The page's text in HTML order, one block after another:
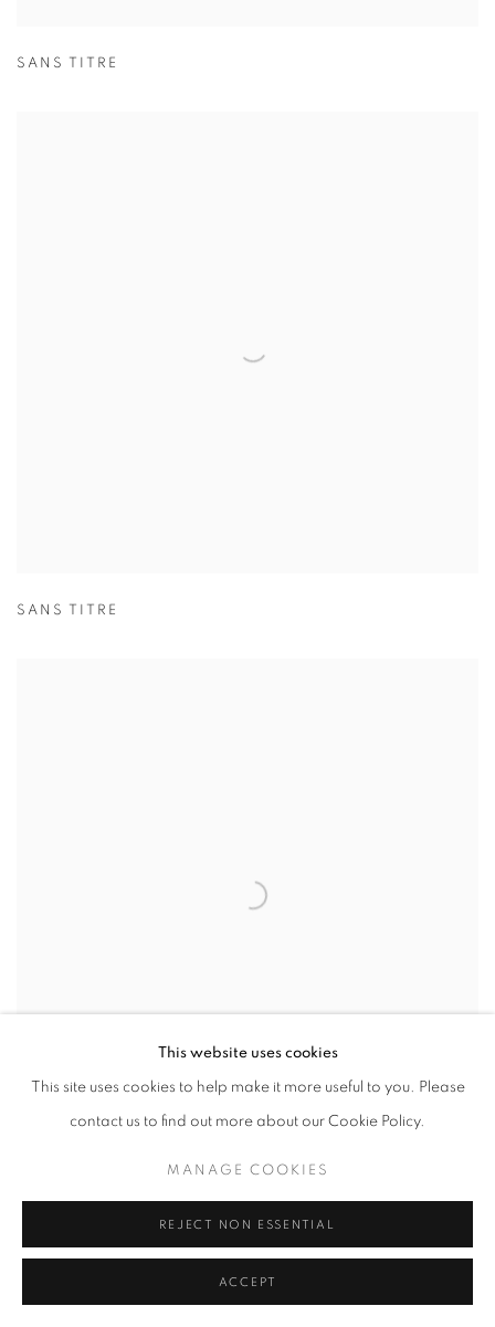
SANS TITRE
SANS TITRE
This website uses cookies
This site uses cookies to help make it more useful to you. Please
contact us to find out more about our Cookie Policy.
MANAGE COOKIES
REJECT NON ESSENTIAL
ACCEPT